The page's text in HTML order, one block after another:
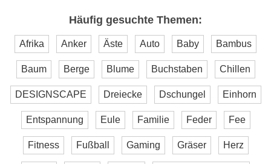
Häufig gesuchte Themen:
Afrika Anker Äste Auto Baby Bambus
Baum Berge Blume Buchstaben Chillen
DESIGNSCAPE Dreiecke Dschungel Einhorn
Entspannung Eule Familie Feder Fee
Fitness Fußball Gaming Gräser Herz